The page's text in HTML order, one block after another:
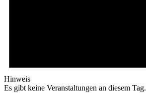
Hinweis
Es gibt keine Veranstaltungen an diesem Tag.